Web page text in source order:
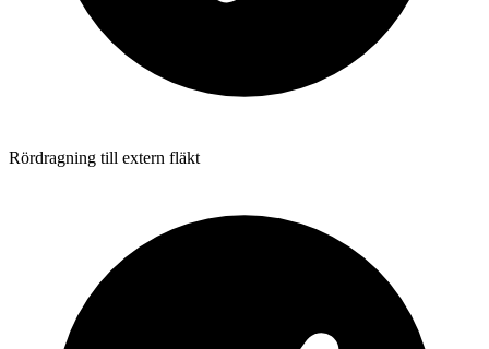
Rördragning till extern fläkt